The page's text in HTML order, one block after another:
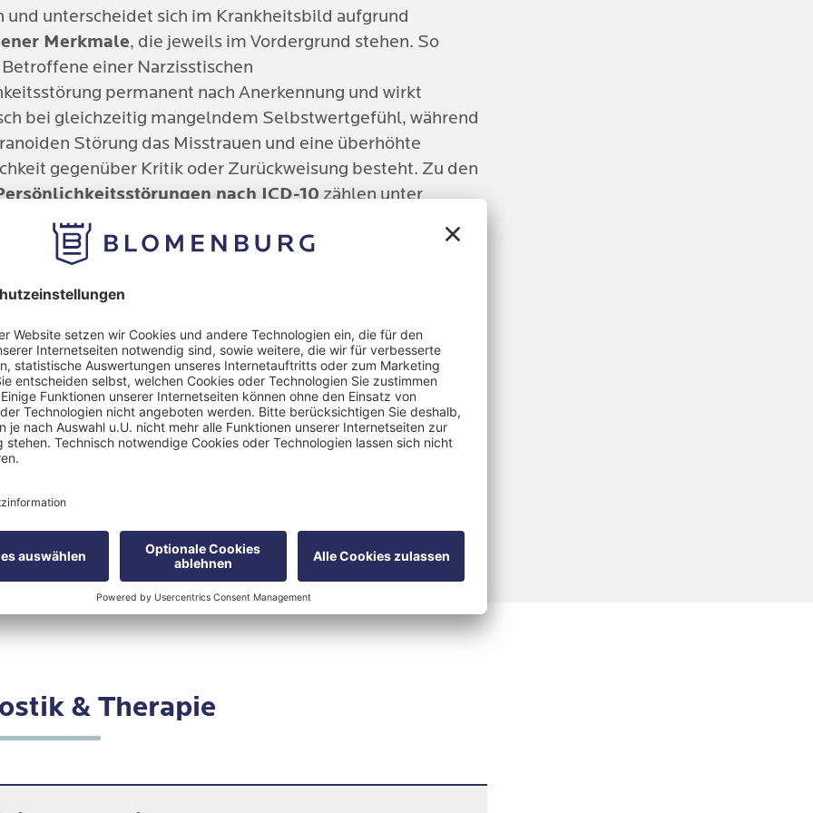
Isolation
psychische / psychosomatische Folgeerkrankungen wie
oder Depressionen
Alkoholkonsum oder Drogenmissbrauch
können.
Faktoren zählen:
Faktoren
Ursachen wie psychische Erkrankungen der Eltern
Abweichungen
vorhandene Persönlichkeitsmerkmale können die
begünstigen
und unterscheidet sich im Krankheitsbild aufgrund
Merkmale, die jeweils im Vordergrund stehen. So
einer Narzisstischen
permanent nach Anerkennung und wirkt
bei gleichzeitig mangelndem Selbstwertgefühl, während
Störung das Misstrauen und eine überhöhte
gegenüber Kritik oder Zurückweisung besteht. Zu den
nach ICD-10zählen unter
(zwanghafte) Persönlichkeitsstörung
(vermeidende) Persönlichkeitsstörung
Persönlichkeitsstörung
Persönlichkeitsstörung
Persönlichkeitsstörung
(asthenische) Persönlichkeitsstörungen
instabile Persönlichkeitsstörung: Borderline-Typus /
& Therapie